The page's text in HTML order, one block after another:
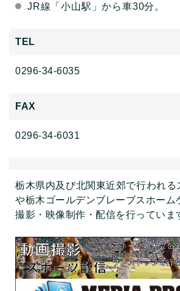
JR線「小山駅」から車30分。
TEL
0296-34-6035
FAX
0296-34-6031
栃木県内及び北関東近郊で行われる
や栃木ゴールデンブレーブスホーム
撮影・映像制作・配信を行っていま